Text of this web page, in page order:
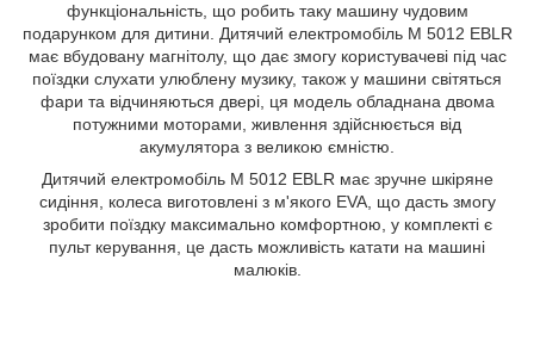
функціональність, що робить таку машину чудовим
подарунком для дитини. Дитячий електромобіль M 5012 EBLR
має вбудовану магнітолу, що дає змогу користувачеві під час
поїздки слухати улюблену музику, також у машини світяться
фари та відчиняються двері, ця модель обладнана двома
потужними моторами, живлення здійснюється від
акумулятора з великою ємністю.
Дитячий електромобіль M 5012 EBLR має зручне шкіряне
сидіння, колеса виготовлені з м'якого EVA, що дасть змогу
зробити поїздку максимально комфортною, у комплекті є
пульт керування, це дасть можливість катати на машині
малюків.